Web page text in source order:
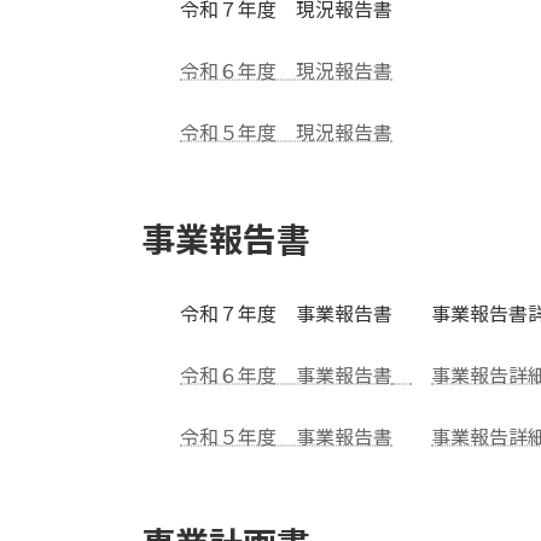
令和７年度 現況報告書
令和６年度 現況報告書
令和５年度 現況報告書
事業報告書
令和７年度 事業報告書 事業報告書
令和６年度 事業報告書 事業報告詳
令和５年度 事業報告書 事業報告詳